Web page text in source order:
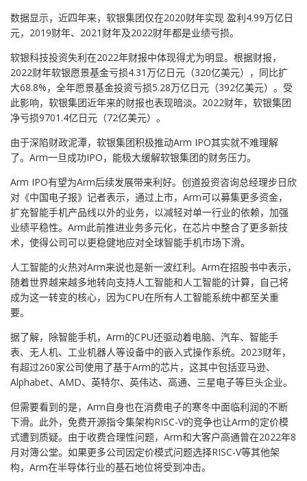
数据显示，近四年来，软银集团仅在2020财年实现 盈利4.99万亿日
元，2019财年、2021财年及2022财年都是业绩亏损。
软银科技投资失利在2022年财报中体现得尤为明显。根据财报，
2022财年软银愿景基金亏损4.31万亿日元（320亿美元），同比扩
大68.8%，全年愿景基金投资亏损5.28万亿日元（392亿美元）。受
此影响，软银集团近年来的财报也表现暗淡。2022财年，软银集团
净亏损9701.4亿日元（72亿美元）。
由于深陷财政泥潭，软银集团积极推动Arm IPO其实就不难理解
了。Arm一旦成功IPO，能极大缓解软银集团的财务压力。
Arm IPO有望为Arm后续发展带来利好。创道投资咨询总经理步日欣
对《中国电子报》记者表示，通过上市，Arm可以募集更多资金，
扩充智能手机产品线以外的业务，以减轻对单一行业的依赖，加强
业绩平稳性。Arm此前推进业务多元化，在芯片中整合了更多新技
术，使得公司可以更稳健地应对全球智能手机市场下滑。
人工智能的火热对Arm来说也是新一波红利。Arm在招股书中表示，
随着世界越来越多地转向支持人工智能和人工智能的计算，自己将
成为这一转变的核心，因为CPU在所有人工智能系统中都至关重
要。
据了解，除智能手机，Arm的CPU还驱动着电脑、汽车、智能手
表、无人机、工业机器人等设备中的嵌入式操作系统。2023财年，
有超过260家公司使用了基于Arm的芯片，这其中包括亚马逊、
Alphabet、AMD、英特尔、英伟达、高通、三星电子等巨头企业。
但需要看到的是，Arm自身也在消费电子的寒冬中面临利润的不断
下滑。此外，免费开源指令集架构RISC-V的竞争也让Arm的定价模
式遭到质疑。由于收费合理性问题，Arm和大客户高通曾在2022年8
月对簿公堂。如果更多公司因定价模式问题选择RISC-V等其他架
构，Arm在半导体行业的基石地位将受到冲击。